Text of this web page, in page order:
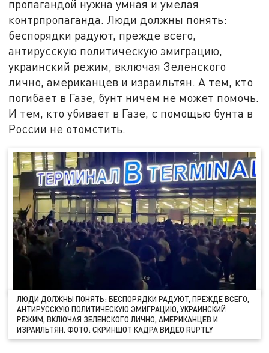
пропагандой нужна умная и умелая
контрпропаганда. Люди должны понять:
беспорядки радуют, прежде всего,
антирусскую политическую эмиграцию,
украинский режим, включая Зеленского
лично, американцев и израильтян. А тем, кто
погибает в Газе, бунт ничем не может помочь.
И тем, кто убивает в Газе, с помощью бунта в
России не отомстить.
ЛЮДИ ДОЛЖНЫ ПОНЯТЬ: БЕСПОРЯДКИ РАДУЮТ, ПРЕЖДЕ ВСЕГО,
АНТИРУССКУЮ ПОЛИТИЧЕСКУЮ ЭМИГРАЦИЮ, УКРАИНСКИЙ
РЕЖИМ, ВКЛЮЧАЯ ЗЕЛЕНСКОГО ЛИЧНО, АМЕРИКАНЦЕВ И
ИЗРАИЛЬТЯН. ФОТО: СКРИНШОТ КАДРА ВИДЕО RUPTLY